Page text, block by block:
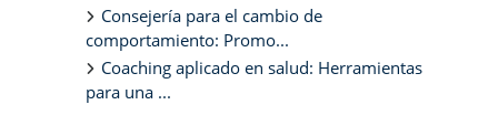
Consejería para el cambio de
comportamiento: Promo...
Coaching aplicado en salud: Herramientas
para una ...